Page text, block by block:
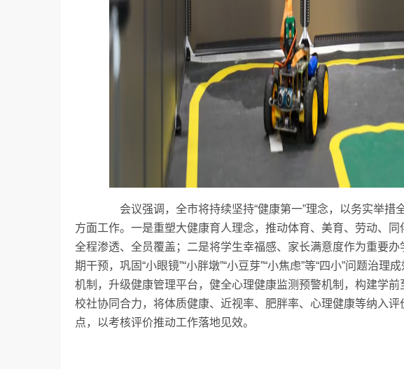
会议强调，全市将持续坚持“健康第一”理念，以务实举措
方面工作。一是重塑大健康育人理念，推动体育、美育、劳动、同
全程渗透、全员覆盖；二是将学生幸福感、家长满意度作为重要
期干预，巩固“小眼镜”“小胖墩”“小豆芽”“小焦虑”等“四小”问题治
机制，升级健康管理平台，健全心理健康监测预警机制，构建学
校社协同合力，将体质健康、近视率、肥胖率、心理健康等纳入
点，以考核评价推动工作落地见效。